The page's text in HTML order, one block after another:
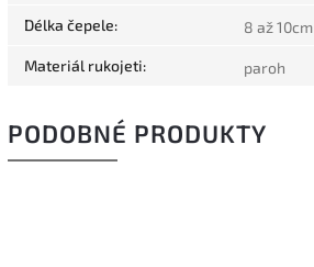
Délka čepele: 8 až 10cm
Materiál rukojeti: paroh
PODOBNÉ PRODUKTY